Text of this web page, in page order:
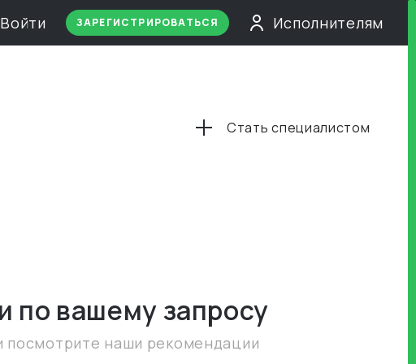
Войти ЗАРЕГИСТРИРОВАТЬСЯ Исполнителям
Стать специалистом
по вашему запросу
посмотрите наши рекомендации